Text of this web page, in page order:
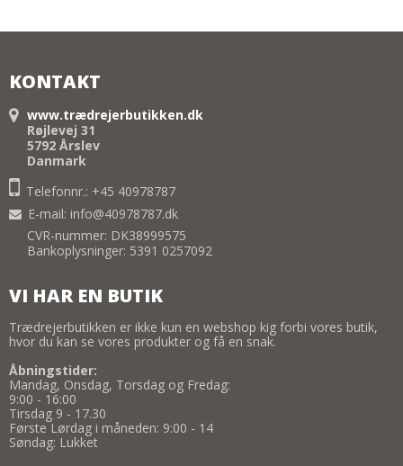
KONTAKT
www.trædrejerbutikken.dk
Røjlevej 31
5792 Årslev
Danmark
Telefonnr.: +45 40978787
E-mail: info@40978787.dk
CVR-nummer: DK38999575
Bankoplysninger: 5391 0257092
VI HAR EN BUTIK
Trædrejerbutikken er ikke kun en webshop kig forbi vores butik,
hvor du kan se vores produkter og få en snak.
Åbningstider:
Mandag, Onsdag, Torsdag og Fredag:
9:00 - 16:00
Tirsdag 9 - 17.30
Første Lørdag i måneden: 9:00 - 14
Søndag: Lukket